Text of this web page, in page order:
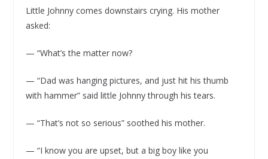
Little Johnny comes downstairs crying. His mother
asked:
— “What’s the matter now?
— “Dad was hanging pictures, and just hit his thumb
with hammer” said little Johnny through his tears.
— “That’s not so serious” soothed his mother.
— “I know you are upset, but a big boy like you